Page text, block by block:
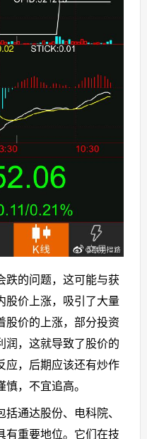
跌的问题，这可能与获
股价上涨，吸引了大量
股价的上涨，部分投资
润，这就导致了股价的
应，后期应该还有炒作
，不宜追高。
通达股份、电科院、
有重要地位。它们在技